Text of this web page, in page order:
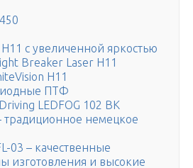
с увеличенной яркостью
Breaker Laser H11
H11
ПТФ
LEDFOG 102 BK
традиционное немецкое
03 – качественные
изготовления и высокие